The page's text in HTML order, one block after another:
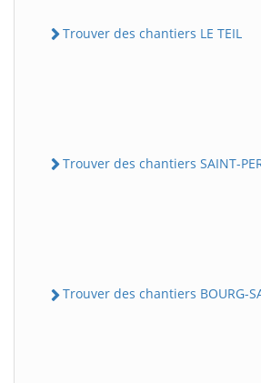
Trouver des chantiers LE TEIL
Trouver des chantiers SAINT-
Trouver des chantiers BOURG-